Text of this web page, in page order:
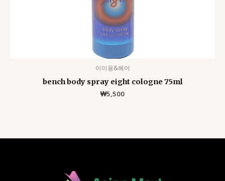
이미용&헤어
bench body spray eight cologne 75ml
₩5,500